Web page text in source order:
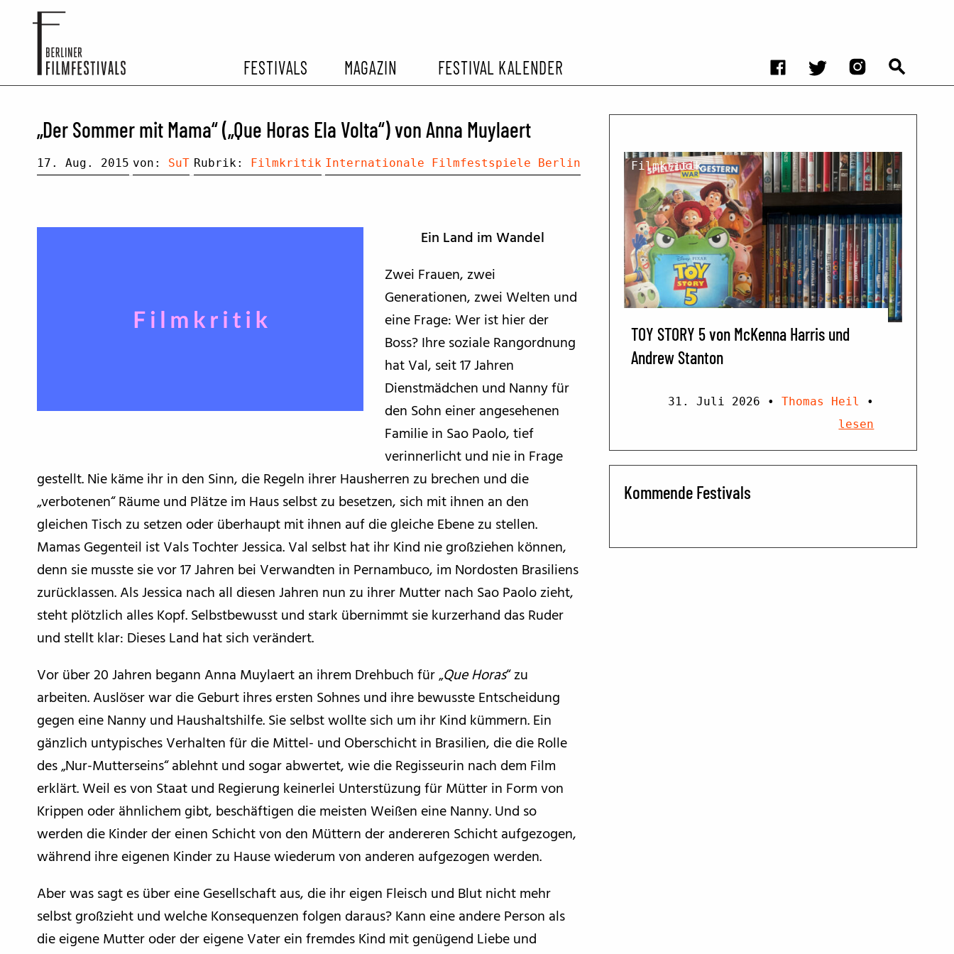
FESTIVALS
ARCHIV EHEMALIGER FILMFESTIVALS
MAGAZIN
FESTIVALBERICHTE
FILM- UND SERIEN-TIPPS
BFF ON THE ROAD
FESTIVAL KALENDER
„Der Sommer mit Mama“ („Que Horas Ela Volta“) von Anna Muylaert
17. Aug. 2015 von: SuT Rubrik: Filmkritik Internationale Filmfestspiele Berlin
Ein Land im Wandel
Zwei Frauen, zwei
Generationen, zwei Welten und
eine Frage: Wer ist hier der
Boss? Ihre soziale Rangordnung
hat Val, seit 17 Jahren
Dienstmädchen und Nanny für
den Sohn einer angesehenen
Familie in Sao Paolo, tief
verinnerlicht und nie in Frage
gestellt. Nie käme ihr in den Sinn, die Regeln ihrer Hausherren zu brechen und die
„verbotenen“ Räume und Plätze im Haus selbst zu besetzen, sich mit ihnen an den
gleichen Tisch zu setzen oder überhaupt mit ihnen auf die gleiche Ebene zu stellen.
Mamas Gegenteil ist Vals Tochter Jessica. Val selbst hat ihr Kind nie großziehen können,
denn sie musste sie vor 17 Jahren bei Verwandten in Pernambuco, im Nordosten Brasiliens
zurücklassen. Als Jessica nach all diesen Jahren nun zu ihrer Mutter nach Sao Paolo zieht,
steht plötzlich alles Kopf. Selbstbewusst und stark übernimmt sie kurzerhand das Ruder
und stellt klar: Dieses Land hat sich verändert.
Vor über 20 Jahren begann Anna Muylaert an ihrem Drehbuch für „Que Horas“ zu
arbeiten. Auslöser war die Geburt ihres ersten Sohnes und ihre bewusste Entscheidung
gegen eine Nanny und Haushaltshilfe. Sie selbst wollte sich um ihr Kind kümmern. Ein
gänzlich untypisches Verhalten für die Mittel- und Oberschicht in Brasilien, die die Rolle
des „Nur-Mutterseins“ ablehnt und sogar abwertet, wie die Regisseurin nach dem Film
erklärt. Weil es von Staat und Regierung keinerlei Unterstüzung für Mütter in Form von
Krippen oder ähnlichem gibt, beschäftigen die meisten Weißen eine Nanny. Und so
werden die Kinder der einen Schicht von den Müttern der andereren Schicht aufgezogen,
während ihre eigenen Kinder zu Hause wiederum von anderen aufgezogen werden.
Aber was sagt es über eine Gesellschaft aus, die ihr eigen Fleisch und Blut nicht mehr
selbst großzieht und welche Konsequenzen folgen daraus? Kann eine andere Person als
die eigene Mutter oder der eigene Vater ein fremdes Kind mit genügend Liebe und
Filmkritik
TOY STORY 5 von McKenna Harris und
Andrew Stanton
31. Juli 2026 • Thomas Heil
•
lesen
Kommende Festivals